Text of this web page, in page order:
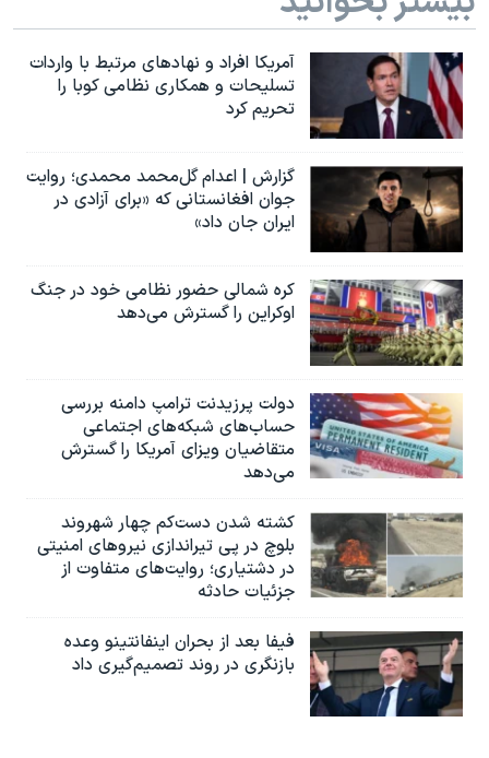
آمریکا افراد و نهادهای مرتبط با واردات
تسلیحات و همکاری نظامی کوبا را
تحریم کرد
گزارش | اعدام گل‌محمد محمدی؛ روایت
جوان افغانستانی که «برای آزادی در
ایران جان داد»
کره شمالی حضور نظامی خود در جنگ
اوکراین را گسترش می‌دهد
دولت پرزیدنت ترامپ دامنه بررسی
حساب‌های شبکه‌های اجتماعی
متقاضیان ویزای آمریکا را گسترش
می‌دهد
کشته شدن دست‌کم چهار شهروند
بلوچ در پی تیراندازی نیروهای امنیتی
در دشتیاری؛ روایت‌های متفاوت از
جزئیات حادثه
فیفا بعد از بحران اینفانتینو وعده
بازنگری در روند تصمیم‌گیری داد